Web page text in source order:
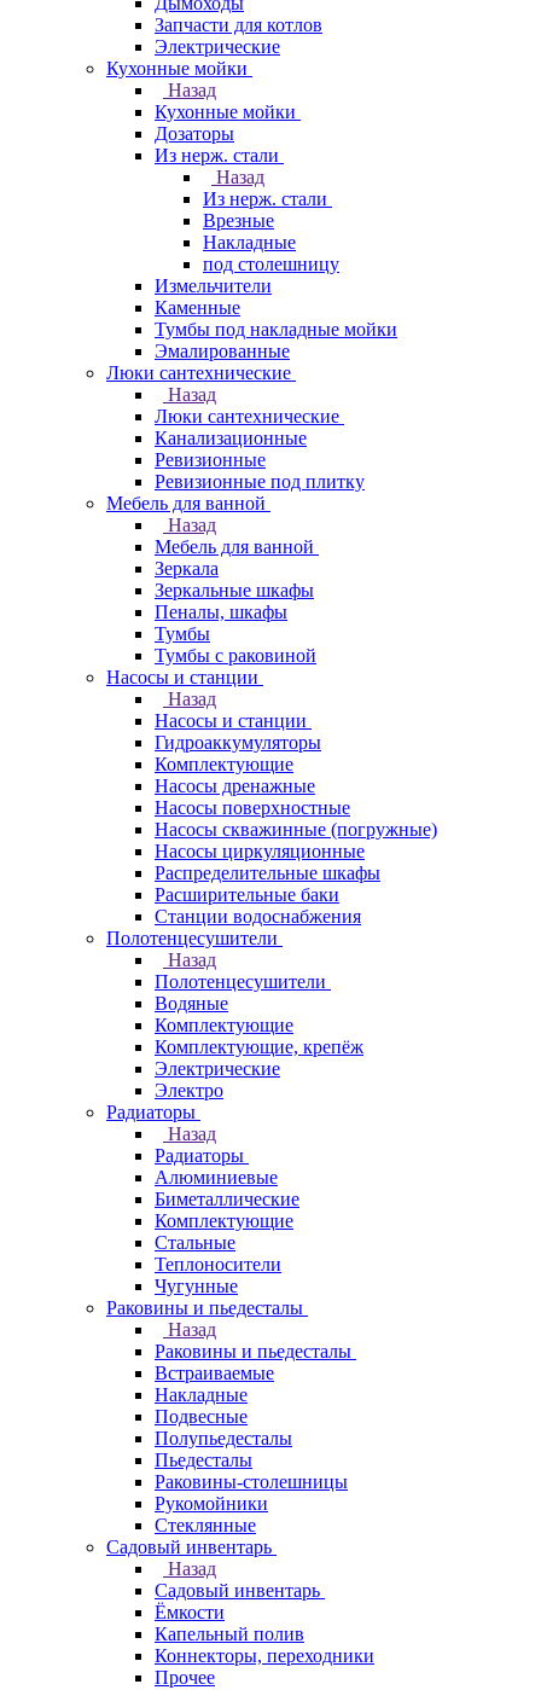
Запчасти для котлов
Электрические
Кухонные мойки
Назад
Кухонные мойки
Дозаторы
Из нерж. стали
Назад
Из нерж. стали
Врезные
Накладные
под столешницу
Измельчители
Каменные
Тумбы под накладные мойки
Эмалированные
Люки сантехнические
Назад
Люки сантехнические
Канализационные
Ревизионные
Ревизионные под плитку
Мебель для ванной
Назад
Мебель для ванной
Зеркала
Зеркальные шкафы
Пеналы, шкафы
Тумбы
Тумбы с раковиной
Насосы и станции
Назад
Насосы и станции
Гидроаккумуляторы
Комплектующие
Насосы дренажные
Насосы поверхностные
Насосы скважинные (погружные)
Насосы циркуляционные
Распределительные шкафы
Расширительные баки
Станции водоснабжения
Полотенцесушители
Назад
Полотенцесушители
Водяные
Комплектующие
Комплектующие, крепёж
Электрические
Электро
Радиаторы
Назад
Радиаторы
Алюминиевые
Биметаллические
Комплектующие
Стальные
Теплоносители
Чугунные
Раковины и пьедесталы
Назад
Раковины и пьедесталы
Встраиваемые
Накладные
Подвесные
Полупьедесталы
Пьедесталы
Раковины-столешницы
Рукомойники
Стеклянные
Садовый инвентарь
Назад
Садовый инвентарь
Ёмкости
Капельный полив
Коннекторы, переходники
Прочее